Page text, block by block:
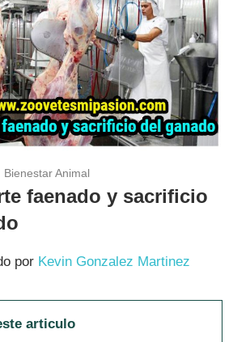
Bienestar Animal
faenado y sacrificio
por Kevin Gonzalez Martinez
articulo